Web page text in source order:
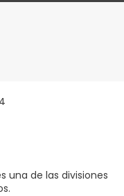
una de las divisiones